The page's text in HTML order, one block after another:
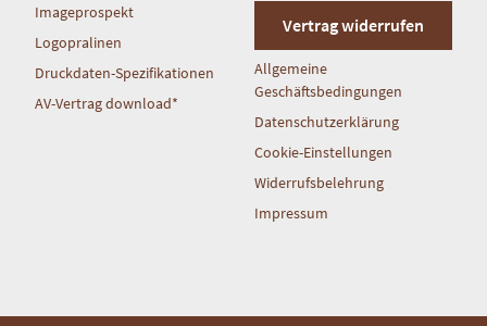
Imageprospekt
Logopralinen
Druckdaten-Spezifikationen
AV-Vertrag download*
Vertrag widerrufen
Allgemeine
Geschäftsbedingungen
Datenschutzerklärung
Cookie-Einstellungen
Widerrufsbelehrung
Impressum